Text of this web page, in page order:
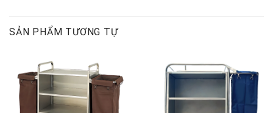
SẢN PHẨM TƯƠNG TỰ